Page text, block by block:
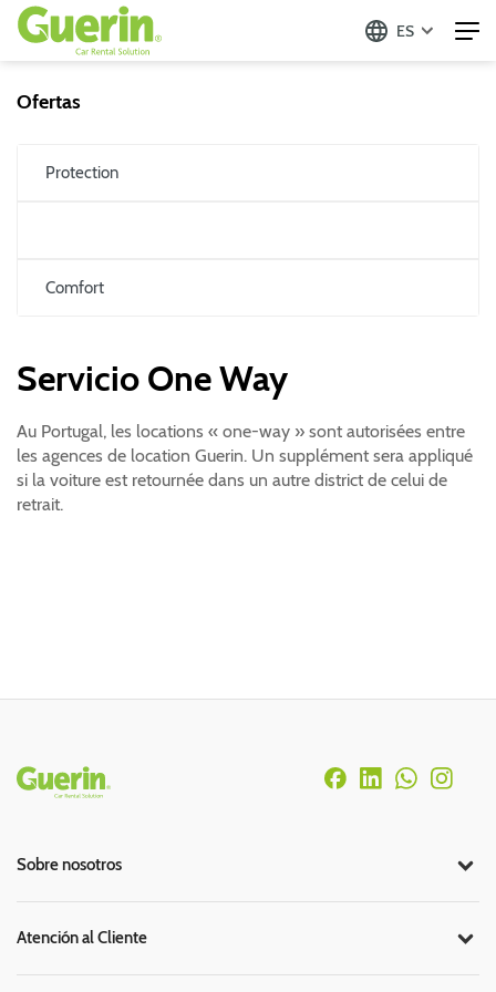
ES
Ofertas
Protection
Comfort
Servicio One Way
Au Portugal, les locations « one-way » sont autorisées entre
les agences de location Guerin. Un supplément sera appliqué
si la voiture est retournée dans un autre district de celui de
retrait.
Rodapé
Sobre nosotros
Atención al Cliente